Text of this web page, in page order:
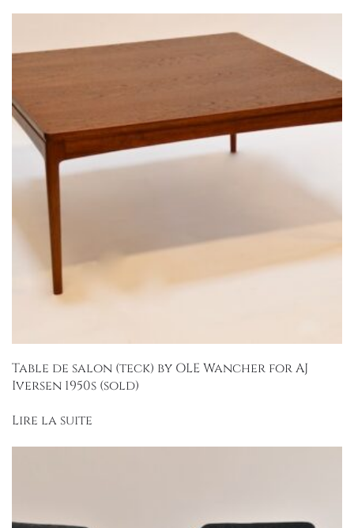
Table de salon (teck) by OLE Wancher for AJ
Iversen 1950s (sold)
Lire la suite